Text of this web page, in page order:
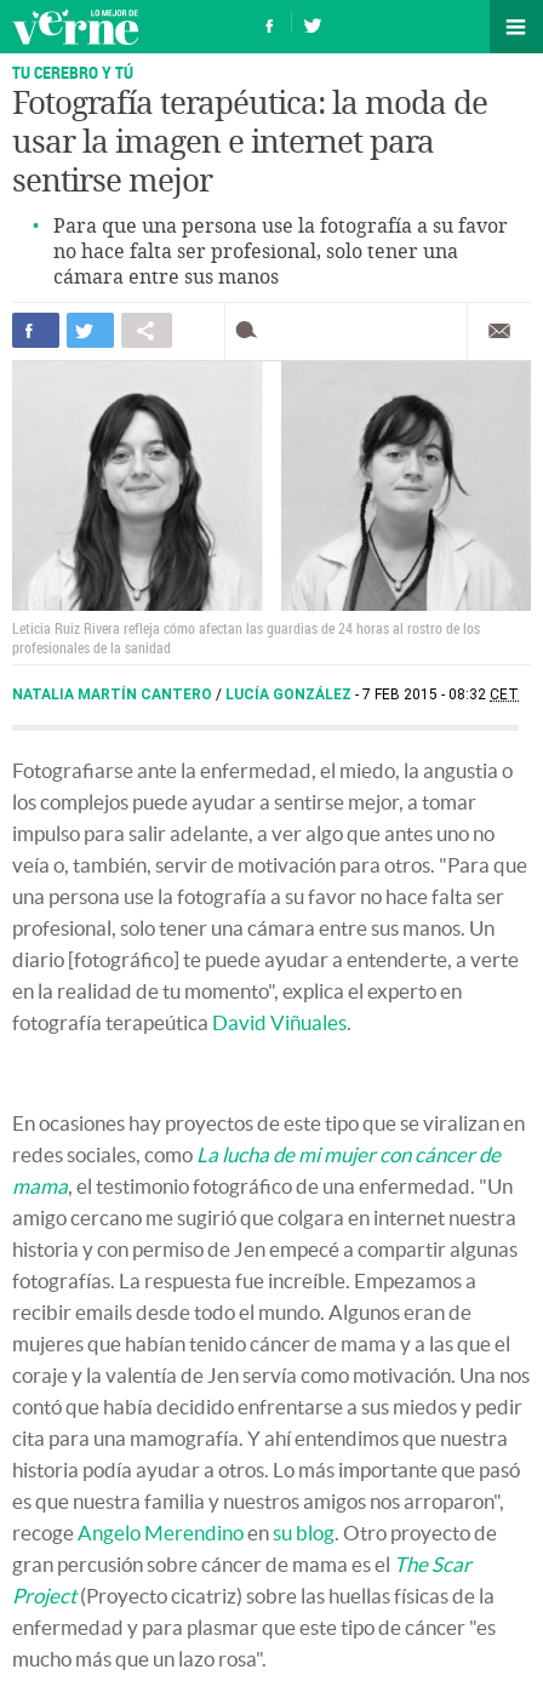
TU CEREBRO Y TÚ
Fotografía terapéutica: la moda de
usar la imagen e internet para
sentirse mejor
Para que una persona use la fotografía a su favor
no hace falta ser profesional, solo tener una
cámara entre sus manos
Leticia Ruiz Rivera refleja cómo afectan las guardias de 24 horas al rostro de los
profesionales de la sanidad
NATALIA MARTÍN CANTERO / LUCÍA GONZÁLEZ 7 FEB 2015 - 08:32 CET
Fotografiarse ante la enfermedad, el miedo, la angustia o
los complejos puede ayudar a sentirse mejor, a tomar
impulso para salir adelante, a ver algo que antes uno no
veía o, también, servir de motivación para otros. "Para que
una persona use la fotografía a su favor no hace falta ser
profesional, solo tener una cámara entre sus manos. Un
diario [fotográfico] te puede ayudar a entenderte, a verte
en la realidad de tu momento", explica el experto en
fotografía terapeútica David Viñuales.
En ocasiones hay proyectos de este tipo que se viralizan en
redes sociales, como La lucha de mi mujer con cáncer de
mama, el testimonio fotográfico de una enfermedad. "Un
amigo cercano me sugirió que colgara en internet nuestra
historia y con permiso de Jen empecé a compartir algunas
fotografías. La respuesta fue increíble. Empezamos a
recibir emails desde todo el mundo. Algunos eran de
mujeres que habían tenido cáncer de mama y a las que el
coraje y la valentía de Jen servía como motivación. Una nos
contó que había decidido enfrentarse a sus miedos y pedir
cita para una mamografía. Y ahí entendimos que nuestra
historia podía ayudar a otros. Lo más importante que pasó
es que nuestra familia y nuestros amigos nos arroparon",
recogeAngelo Merendinoensu blog. Otro proyecto de
gran percusión sobre cáncer de mama es el The Scar
Project(Proyecto cicatriz) sobre las huellas físicas de la
enfermedad y para plasmar que este tipo de cáncer "es
mucho más que un lazo rosa".